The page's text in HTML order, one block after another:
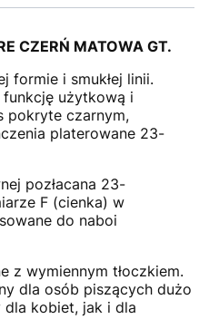
CZERŃ MATOWA GT.
formie i smukłej linii.
użytkową i
pokryte czarnym,
platerowane 23-
pozłacana 23-
F (cienka) w
do naboi
z wymiennym tłoczkiem.
dla osób piszących dużo
dla kobiet, jak i dla